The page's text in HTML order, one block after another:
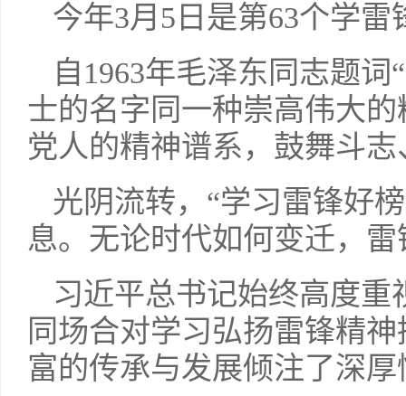
今年3月5日是第63个学雷
自1963年毛泽东同志题
士的名字同一种崇高伟大
党人的精神谱系，鼓舞斗
光阴流转，“学习雷锋好
息。无论时代如何变迁，
习近平总书记始终高度
同场合对学习弘扬雷锋精
富的传承与发展倾注了深